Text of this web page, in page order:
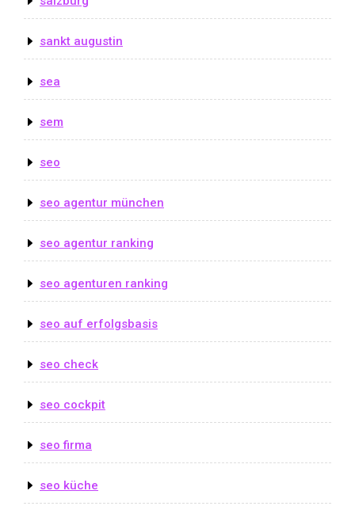
sankt augustin
sea
sem
seo
seo agentur münchen
seo agentur ranking
seo agenturen ranking
seo auf erfolgsbasis
seo check
seo cockpit
seo firma
seo küche